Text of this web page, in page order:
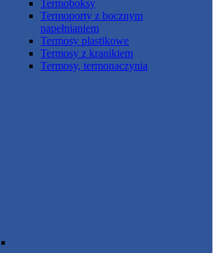
Termoboksy
Termoporty z bocznym
napełnianiem
Termosy plastikowe
Termosy z kranikiem
Termosy, termonaczynia